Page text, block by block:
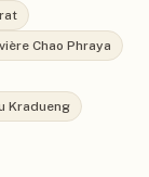
Chao Phraya
Kradueng